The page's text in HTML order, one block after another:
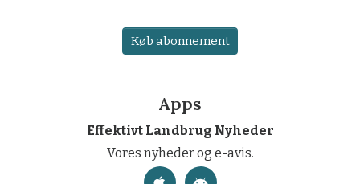
Køb abonnement
Apps
Effektivt Landbrug Nyheder
Vores nyheder og e-avis.